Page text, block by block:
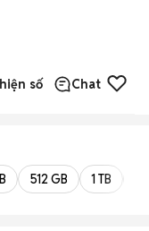
số Chat
512 GB 1 TB